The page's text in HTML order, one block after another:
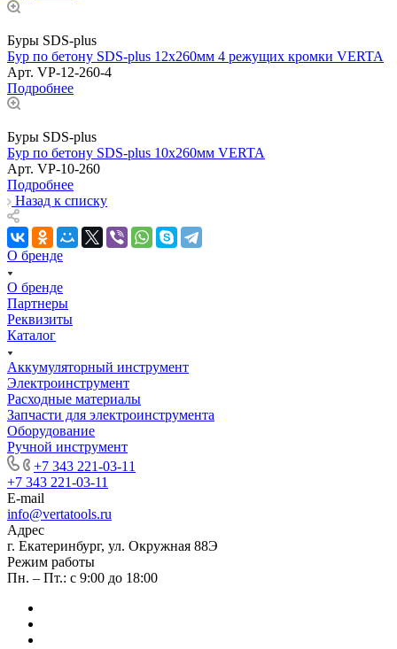
Буры SDS-plus
Бур по бетону SDS-plus 12х260мм 4 режущих кромки VERTA
Арт. VP-12-260-4
Подробнее
Буры SDS-plus
Бур по бетону SDS-plus 10х260мм VERTA
Арт. VP-10-260
Подробнее
Назад к списку
О бренде
О бренде
Партнеры
Реквизиты
Каталог
Аккумуляторный инструмент
Электроинструмент
Расходные материалы
Запчасти для электроинструмента
Оборудование
Ручной инструмент
+7 343 221-03-11
+7 343 221-03-11
E-mail
info@vertatools.ru
Адрес
г. Екатеринбург, ул. Окружная 88Э
Режим работы
Пн. – Пт.: с 9:00 до 18:00